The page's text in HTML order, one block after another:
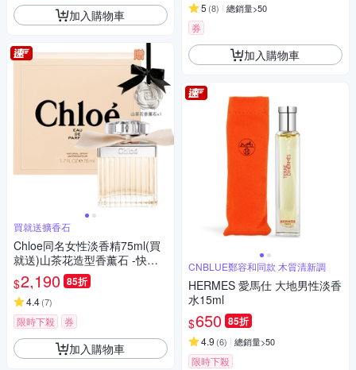
加入購物車
買就送擴香石
Chloe同名女性淡香精75ml(買
就送)山茶花造型香薰石 -快速
到貨
$2,190 85折
4.4(7)
限時下殺 券
加入購物車
5 (8) 總銷量>50
券
加入購物車
CNBLUE鄭容和同款 木質清新調
HERMES 愛馬仕 大地男性淡香
水15ml
$650 85折
4.9 (6) 總銷量>50
限時下殺